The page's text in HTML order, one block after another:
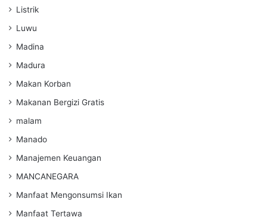
Listrik
Luwu
Madina
Madura
Makan Korban
Makanan Bergizi Gratis
malam
Manado
Manajemen Keuangan
MANCANEGARA
Manfaat Mengonsumsi Ikan
Manfaat Tertawa